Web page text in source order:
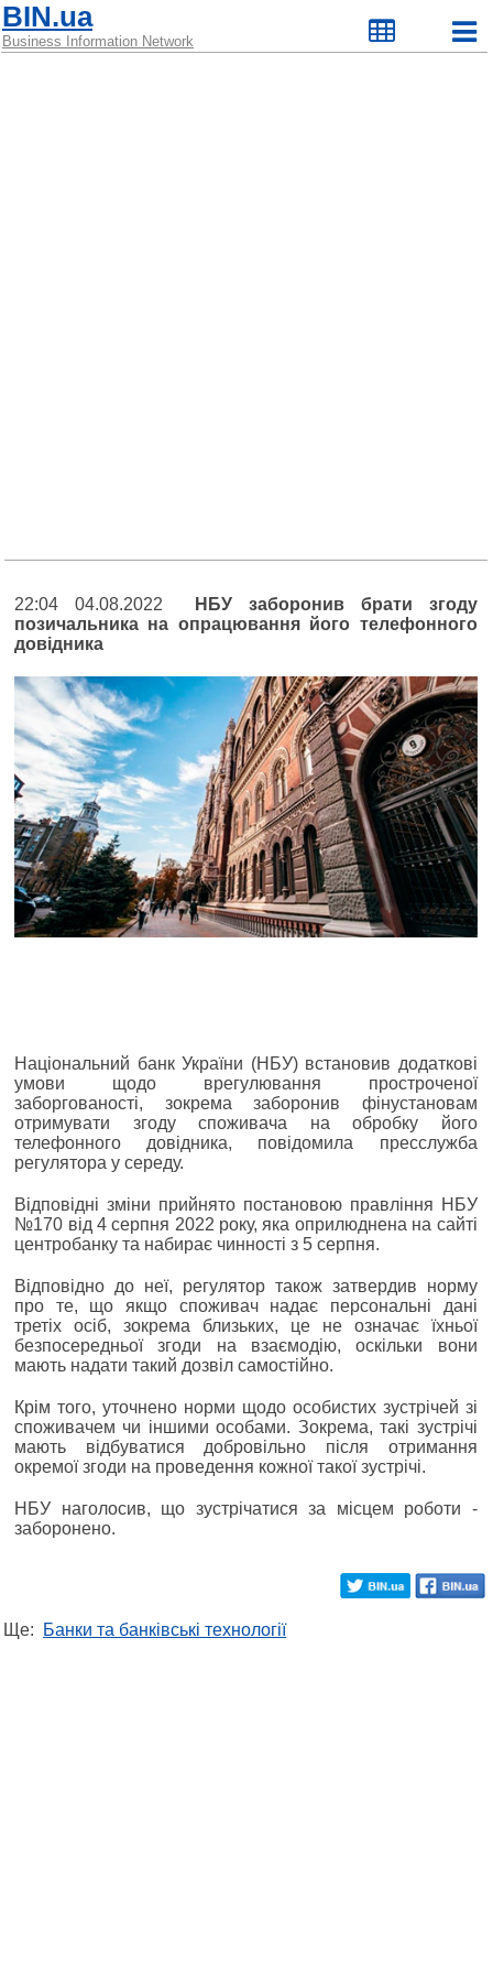
BIN.ua
Business Information Network
22:04 04.08.2022
НБУ заборонив брати згоду
позичальника на опрацювання його телефонного
довідника
Національний банк України (НБУ) встановив додаткові
умови щодо врегулювання простроченої
заборгованості, зокрема заборонив фінустановам
отримувати згоду споживача на обробку його
телефонного довідника, повідомила пресслужба
регулятора у середу.
Відповідні зміни прийнято постановою правління НБУ
№170 від 4 серпня 2022 року, яка оприлюднена на сайті
центробанку та набирає чинності з 5 серпня.
Відповідно до неї, регулятор також затвердив норму
про те, що якщо споживач надає персональні дані
третіх осіб, зокрема близьких, це не означає їхньої
безпосередньої згоди на взаємодію, оскільки вони
мають надати такий дозвіл самостійно.
Крім того, уточнено норми щодо особистих зустрічей зі
споживачем чи іншими особами. Зокрема, такі зустрічі
мають відбуватися добровільно після отримання
окремої згоди на проведення кожної такої зустрічі.
НБУ наголосив, що зустрічатися за місцем роботи -
заборонено.
Ще: Банки та банківські технології